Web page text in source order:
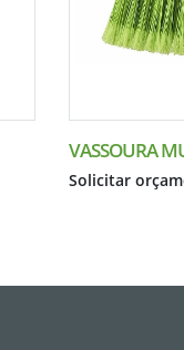
VASSOURA
Solicitar